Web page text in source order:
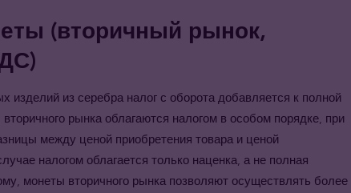
(вторичный рынок,
изделий из серебра налог с оборота добавляется к полной
рынка облагаются налогом в особом порядке, при
между ценой приобретения товара и ценой
налогом облагается только наценка, а не полная
монеты вторичного рынка позволяют осуществлять более